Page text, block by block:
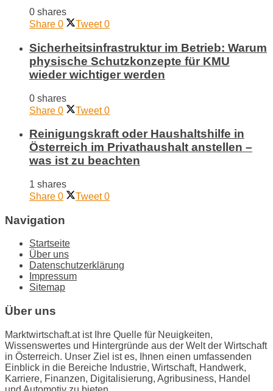
0 shares
Share 0 Tweet 0
Sicherheitsinfrastruktur im Betrieb: Warum
physische Schutzkonzepte für KMU
wieder wichtiger werden
0 shares
Share 0 Tweet 0
Reinigungskraft oder Haushaltshilfe in
Österreich im Privathaushalt anstellen –
was ist zu beachten
1 shares
Share 0 Tweet 0
Navigation
Startseite
Über uns
Datenschutzerklärung
Impressum
Sitemap
Über uns
Marktwirtschaft.at ist Ihre Quelle für Neuigkeiten,
Wissenswertes und Hintergründe aus der Welt der Wirtschaft
in Österreich. Unser Ziel ist es, Ihnen einen umfassenden
Einblick in die Bereiche Industrie, Wirtschaft, Handwerk,
Karriere, Finanzen, Digitalisierung, Agribusiness, Handel